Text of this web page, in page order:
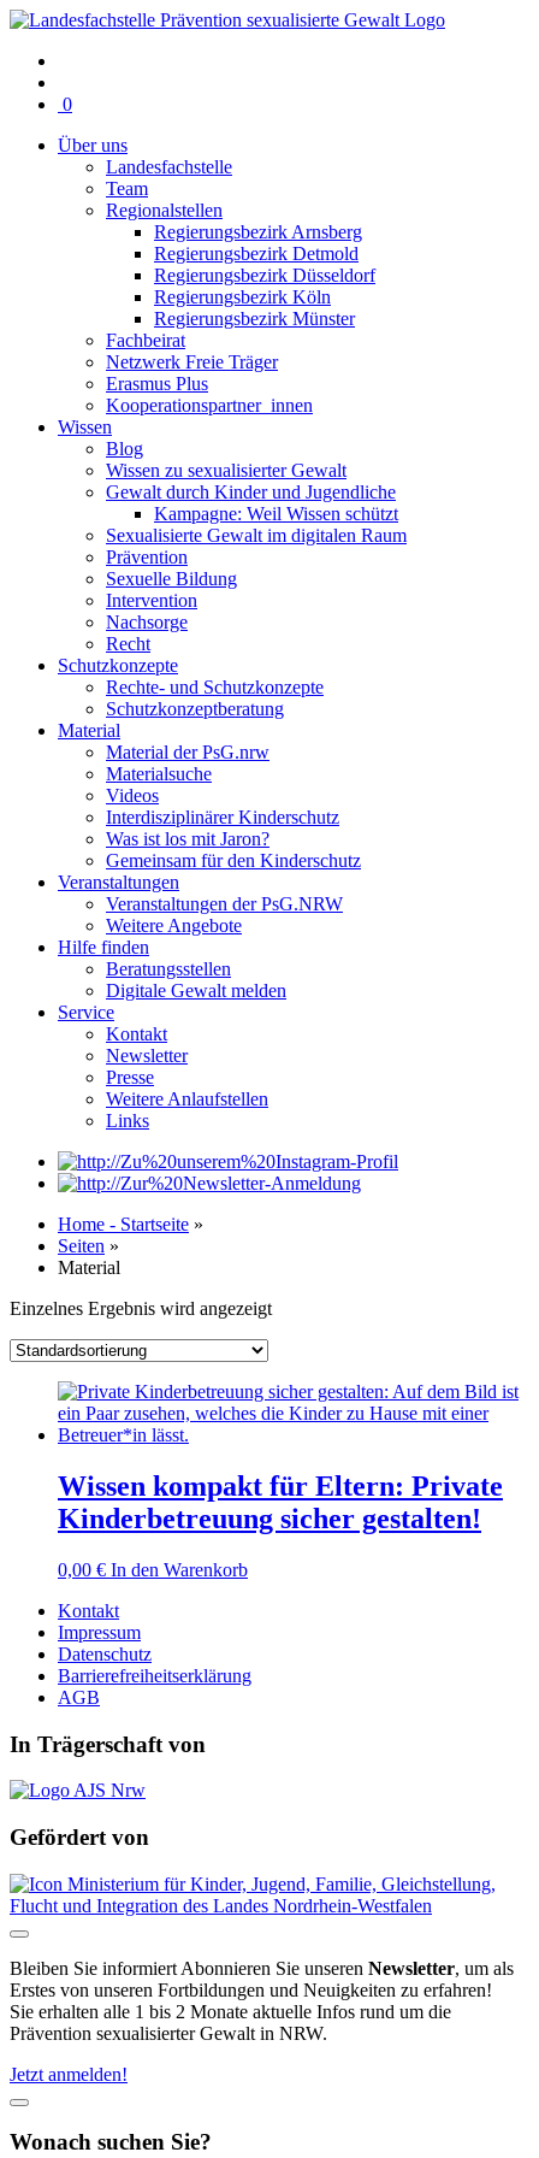
0Warenkorb
0
Artikel(n)
Über uns
Landesfachstelle
Team
Regionalstellen
Regierungsbezirk Arnsberg
Regierungsbezirk Detmold
Regierungsbezirk Düsseldorf
Regierungsbezirk Köln
Regierungsbezirk Münster
Fachbeirat
Netzwerk Freie Träger
Erasmus Plus
Kooperationspartner_innen
Wissen
Blog
Wissen zu sexualisierter Gewalt
Gewalt durch Kinder und Jugendliche
Kampagne: Weil Wissen schützt
Sexualisierte Gewalt im digitalen Raum
Prävention
Sexuelle Bildung
Intervention
Nachsorge
Recht
Schutzkonzepte
Rechte- und Schutzkonzepte
Schutzkonzeptberatung
Material
Material der PsG.nrw
Materialsuche
Videos
Interdisziplinärer Kinderschutz
Was ist los mit Jaron?
Gemeinsam für den Kinderschutz
Veranstaltungen
Veranstaltungen der PsG.NRW
Weitere Angebote
Hilfe finden
Beratungsstellen
Digitale Gewalt melden
Service
Kontakt
Newsletter
Presse
Weitere Anlaufstellen
Links
Home - Startseite »
Seiten »
Material
Einzelnes Ergebnis wird angezeigt
Wissen kompakt für Eltern: Private
Kinderbetreuung sicher gestalten!
0,00 € In den Warenkorb
Kontakt
Impressum
Datenschutz
Barrierefreiheitserklärung
AGB
In Trägerschaft von
Gefördert von
Bleiben Sie informiert Abonnieren Sie unseren Newsletter, um als
Erstes von unseren Fortbildungen und Neuigkeiten zu erfahren!
Sie erhalten alle 1 bis 2 Monate aktuelle Infos rund um die
Prävention sexualisierter Gewalt in NRW.
Jetzt anmelden!
Wonach suchen Sie?